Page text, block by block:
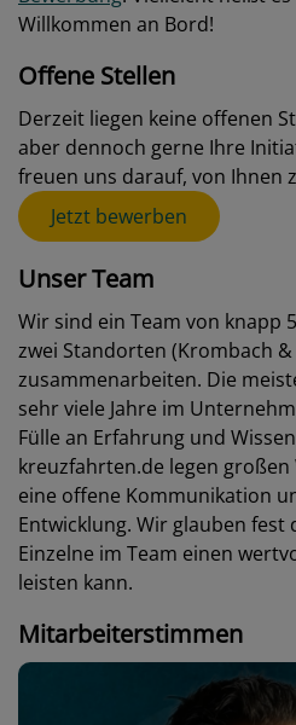
Willkommen an Bord!
Offene Stellen
Derzeit liegen keine offenen
aber dennoch gerne Ihre
freuen uns darauf, von Ihnen
Jetzt bewerben
Unser Team
Wir sind ein Team von knapp
zwei Standorten (Krombach
zusammenarbeiten. Die
sehr viele Jahre im
Fülle an Erfahrung und
kreuzfahrten.de legen
eine offene Kommunikation
Entwicklung. Wir glauben fest
Einzelne im Team einen
leisten kann.
Mitarbeiterstimmen